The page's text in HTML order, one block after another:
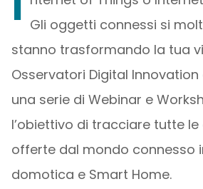
Gli oggetti connessi si
stanno trasformando la tua
Osservatori Digital
una serie di Webinar e
l’obiettivo di tracciare tutte
offerte dal mondo connesso
domotica e Smart Home.